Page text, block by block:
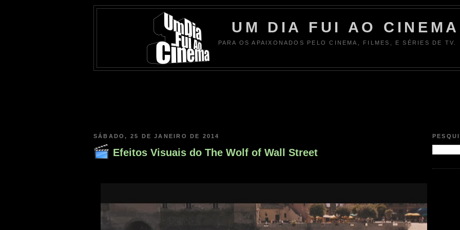
UM DIA FUI AO CINEMA
PARA OS APAIXONADOS PELO CINEMA, FILMES, E SÉRIES DE TV.
SÁBADO, 25 DE JANEIRO DE 2014
Efeitos Visuais do The Wolf of Wall Street